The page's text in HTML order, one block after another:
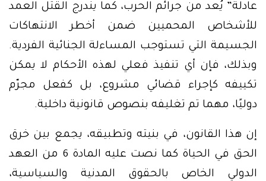
عادلة” يُعد من جرائم الحرب، كما يندرج القتل العمد
للأشخاص المحميين ضمن أخطر الانتهاكات
الجسيمة التي تستوجب المساءلة الجنائية الفردية.
وبذلك، فإن أي تنفيذ فعلي لهذه الأحكام لا يمكن
تكييفه كإجراء قضائي مشروع، بل كفعل مجرّم
دوليًا، مهما تم تغليفه بنصوص قانونية داخلية.
إن هذا القانون، في بنيته وتطبيقه، يجمع بين خرق
الحق في الحياة كما نصت عليه المادة 6 من العهد
الدولي الخاص بالحقوق المدنية والسياسية،